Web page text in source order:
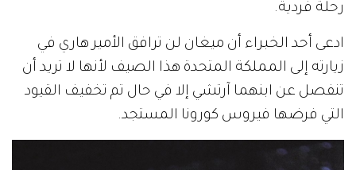
رحلة فردية.
ادعى أحد الخبراء أن ميغان لن ترافق الأمير هاري في
زيارته إلى المملكة المتحدة هذا الصيف لأنها لا تريد أن
تنفصل عن ابنهما آرتشي إلا في حال تم تخفيف القيود
التي فرضها فيروس كورونا المستجد.